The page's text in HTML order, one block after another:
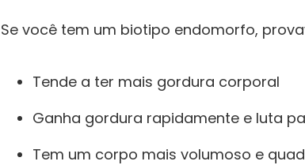
Se você tem um biotipo endomorfo,
Tende a ter mais gordura corporal
Ganha gordura rapidamente e luta
Tem um corpo mais volumoso e